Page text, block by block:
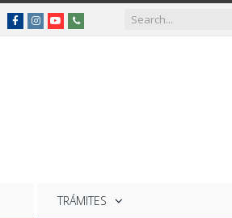
FacebookInstagramYouTubeTeléfonos
de
TRÁMITES